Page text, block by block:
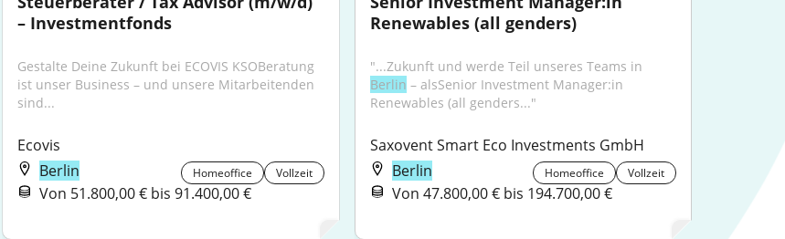
– Investmentfonds
Gestalte Deine Zukunft bei ECOVIS KSOBeratung
ist unser Business – und unsere Mitarbeitenden
sind...
Ecovis
Berlin
Homeoffice Vollzeit
Von 51.800,00 € bis 91.400,00 €
Renewables (all genders)
Berlin – alsSenior Investment Manager:in
Renewables (all genders..."
Saxovent Smart Eco Investments GmbH
Berlin
Homeoffice Vollzeit
Von 47.800,00 € bis 194.700,00 €